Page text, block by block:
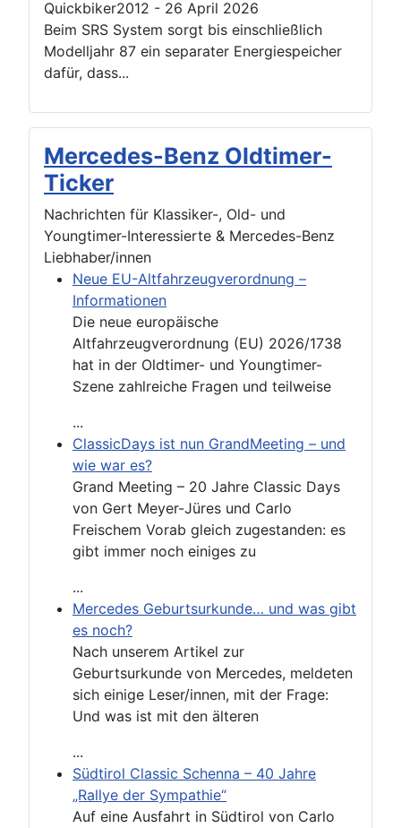
Quickbiker2012 - 26 April 2026
Beim SRS System sorgt bis einschließlich
Modelljahr 87 ein separater Energiespeicher
dafür, dass...
Mercedes-Benz Oldtimer-
Ticker
Nachrichten für Klassiker-, Old- und
Youngtimer-Interessierte & Mercedes-Benz
Liebhaber/innen
Neue EU-Altfahrzeugverordnung –
Informationen
Die neue europäische
Altfahrzeugverordnung (EU) 2026/1738
hat in der Oldtimer- und Youngtimer-
Szene zahlreiche Fragen und teilweise
...
ClassicDays ist nun GrandMeeting – und
wie war es?
Grand Meeting – 20 Jahre Classic Days
von Gert Meyer-Jüres und Carlo
Freischem Vorab gleich zugestanden: es
gibt immer noch einiges zu
...
Mercedes Geburtsurkunde… und was gibt
es noch?
Nach unserem Artikel zur
Geburtsurkunde von Mercedes, meldeten
sich einige Leser/innen, mit der Frage:
Und was ist mit den älteren
...
Südtirol Classic Schenna – 40 Jahre
„Rallye der Sympathie“
Auf eine Ausfahrt in Südtirol von Carlo